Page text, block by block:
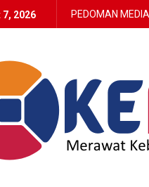
7, 2026 PEDOMAN